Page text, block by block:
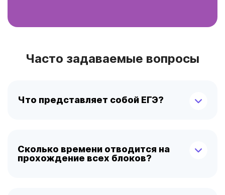
Часто задаваемые вопросы
Что представляет собой ЕГЭ?
Сколько времени отводится на
прохождение всех блоков?